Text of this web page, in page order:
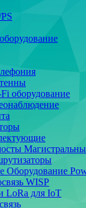
оборудование
Оборудование
WISP
LoRa для IoT